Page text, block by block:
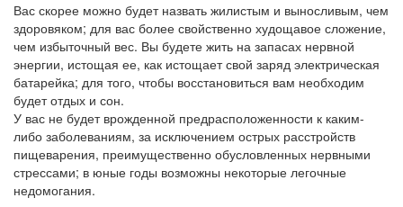
Вас скорее можно будет назвать жилистым и выносливым, чем
здоровяком; для вас более свойственно худощавое сложение,
чем избыточный вес. Вы будете жить на запасах нервной
энергии, истощая ее, как истощает свой заряд электрическая
батарейка; для того, чтобы восстановиться вам необходим
будет отдых и сон.
У вас не будет врожденной предрасположенности к каким-
либо заболеваниям, за исключением острых расстройств
пищеварения, преимущественно обусловленных нервными
стрессами; в юные годы возможны некоторые легочные
недомогания.